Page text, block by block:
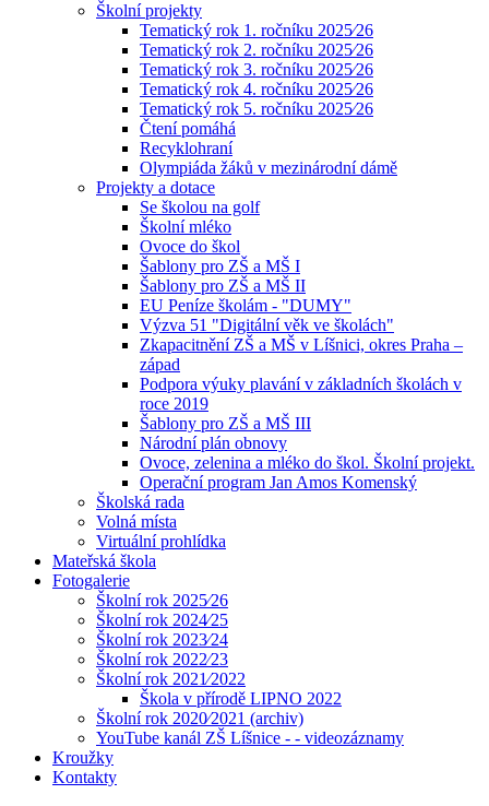
Školní projekty
Tematický rok 1. ročníku 2025⁄26
Tematický rok 2. ročníku 2025⁄26
Tematický rok 3. ročníku 2025⁄26
Tematický rok 4. ročníku 2025⁄26
Tematický rok 5. ročníku 2025⁄26
Čtení pomáhá
Recyklohraní
Olympiáda žáků v mezinárodní dámě
Projekty a dotace
Se školou na golf
Školní mléko
Ovoce do škol
Šablony pro ZŠ a MŠ I
Šablony pro ZŠ a MŠ II
EU Peníze školám - "DUMY"
Výzva 51 "Digitální věk ve školách"
Zkapacitnění ZŠ a MŠ v Líšnici, okres Praha –
západ
Podpora výuky plavání v základních školách v
roce 2019
Šablony pro ZŠ a MŠ III
Národní plán obnovy
Ovoce, zelenina a mléko do škol. Školní projekt.
Operační program Jan Amos Komenský
Školská rada
Volná místa
Virtuální prohlídka
Mateřská škola
Fotogalerie
Školní rok 2025⁄26
Školní rok 2024⁄25
Školní rok 2023⁄24
Školní rok 2022⁄23
Školní rok 2021⁄2022
Škola v přírodě LIPNO 2022
Školní rok 2020⁄2021 (archiv)
YouTube kanál ZŠ Líšnice - - videozáznamy
Kroužky
Kontakty